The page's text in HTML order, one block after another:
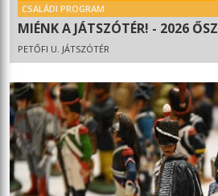
CSALÁDI PROGRAM
MIÉNK A JÁTSZÓTÉR! - 2026 ŐSZ
PETŐFI U. JÁTSZÓTÉR